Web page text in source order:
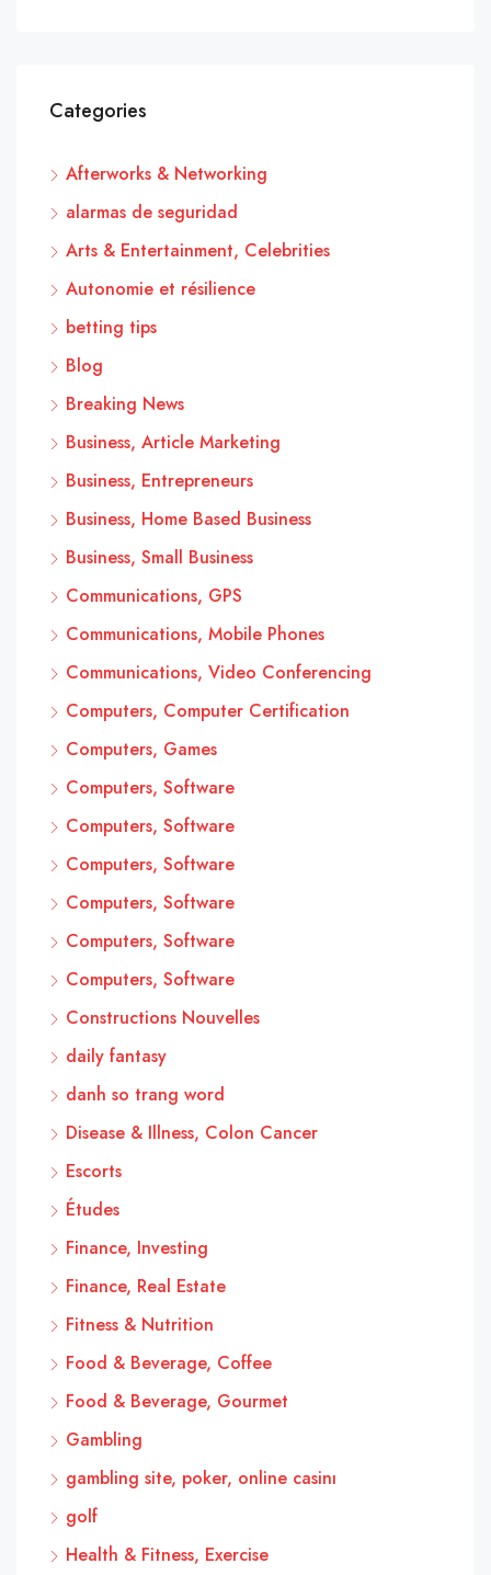
Categories
Afterworks & Networking
alarmas de seguridad
Arts & Entertainment, Celebrities
Autonomie et résilience
betting tips
Blog
Breaking News
Business, Article Marketing
Business, Entrepreneurs
Business, Home Based Business
Business, Small Business
Communications, GPS
Communications, Mobile Phones
Communications, Video Conferencing
Computers, Computer Certification
Computers, Games
Computers, Software
Computers, Software
Computers, Software
Computers, Software
Computers, Software
Computers, Software
Constructions Nouvelles
daily fantasy
danh so trang word
Disease & Illness, Colon Cancer
Escorts
Études
Finance, Investing
Finance, Real Estate
Fitness & Nutrition
Food & Beverage, Coffee
Food & Beverage, Gourmet
Gambling
gambling site, poker, online casinı
golf
Health & Fitness, Exercise